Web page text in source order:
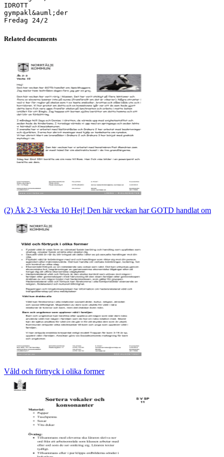
IDROTT
gympakl&auml;der
Related documents
(2) Åk 2-3 Vecka 10 Hej! Den här veckan har GOTD handlat om
Våld och förtryck i olika former